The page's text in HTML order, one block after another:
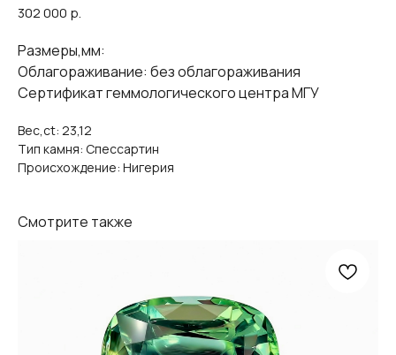
302 000 р.
Размеры,мм:
Облагораживание: без облагораживания
Сертификат геммологического центра МГУ
Вес,ct: 23,12
Тип камня: Спессартин
Происхождение: Нигерия
Смотрите также